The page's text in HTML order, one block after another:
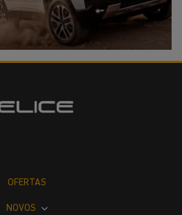
OFERTAS
NOVOS